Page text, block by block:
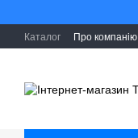
Каталог Про компанію